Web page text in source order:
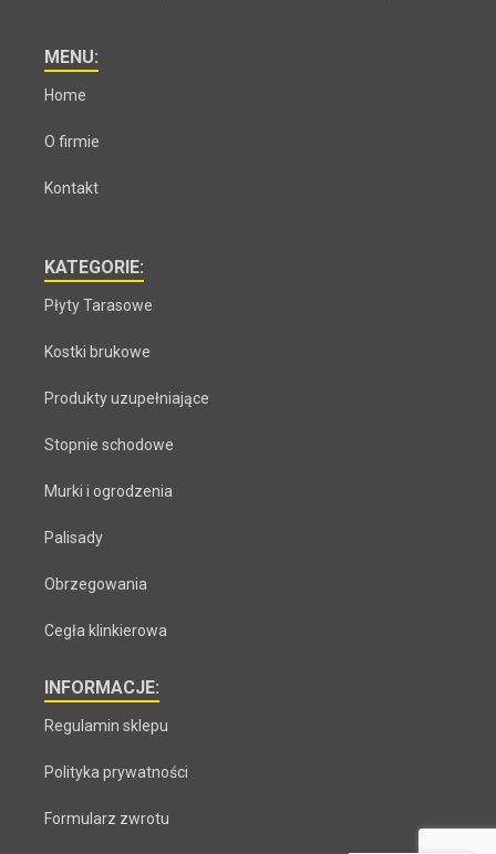
MENU:
Home
O firmie
Kontakt
KATEGORIE:
Płyty Tarasowe
Kostki brukowe
Produkty uzupełniające
Stopnie schodowe
Murki i ogrodzenia
Palisady
Obrzegowania
Cegła klinkierowa
INFORMACJE:
Regulamin sklepu
Polityka prywatności
Formularz zwrotu